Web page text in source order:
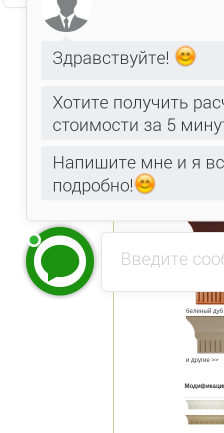
венге
морус
вишня
беленый дуб
и другие >>